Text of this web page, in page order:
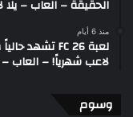
الحقيقة – العاب – يلا
منذ 6 أيام
لاعب شهرياً! – العاب –
وسوم